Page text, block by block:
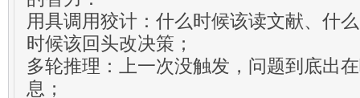
用具调用狡计：什么时候该读文献、什
时候该回头改决策；
多轮推理：上一次没触发，问题到底出
息；